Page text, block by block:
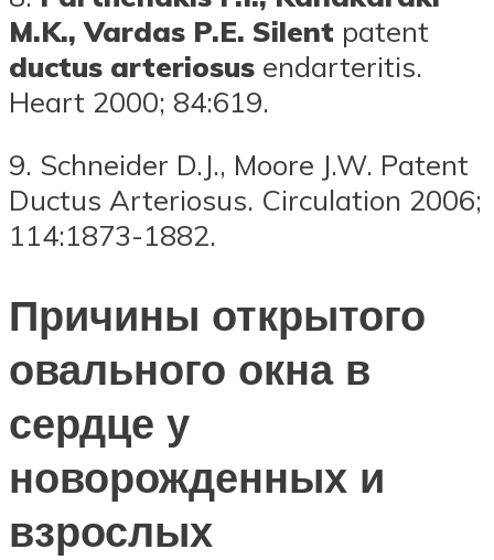
M.K., Vardas P.E. Silent patent
ductus arteriosus endarteritis.
Heart 2000; 84:619.
9. Schneider D.J., Moore J.W. Patent
Ductus Arteriosus. Circulation 2006;
114:1873-1882.
Причины открытого
овального окна в
сердце у
новорожденных и
взрослых